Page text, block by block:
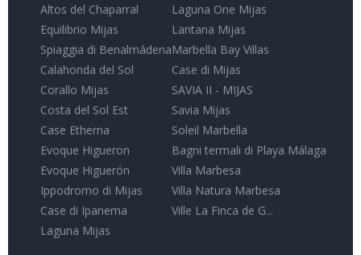
Altos del Chaparral
Equilibrio Mijas
Spiaggia di Benalmádena
Calahonda del Sol
Corallo Mijas
Costa del Sol Est
Case Etherna
Evoque Higueron
Evoque Higuerón
Ippodromo di Mijas
Case di Ipanema
Laguna Mijas
Laguna One Mijas
Lantana Mijas
Marbella Bay Villas
Case di Mijas
SAVIA II - MIJAS
Savia Mijas
Soleil Marbella
Bagni termali di Playa Málaga
Villa Marbesa
Villa Natura Marbesa
Ville La Finca de G...